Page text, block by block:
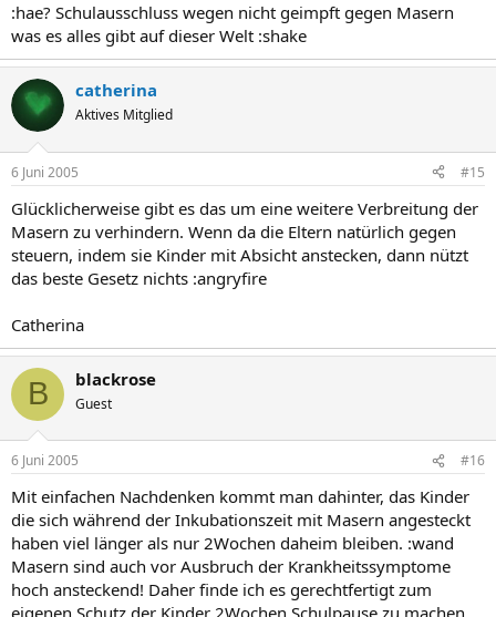
:hae? Schulausschluss wegen nicht geimpft gegen Masern
was es alles gibt auf dieser Welt :shake
catherina
Aktives Mitglied
6 Juni 2005 #15
Glücklicherweise gibt es das um eine weitere Verbreitung der
Masern zu verhindern. Wenn da die Eltern natürlich gegen
steuern, indem sie Kinder mit Absicht anstecken, dann nützt
das beste Gesetz nichts :angryfire
Catherina
B blackrose
Guest
6 Juni 2005 #16
Mit einfachen Nachdenken kommt man dahinter, das Kinder
die sich während der Inkubationszeit mit Masern angesteckt
haben viel länger als nur 2Wochen daheim bleiben. :wand
Masern sind auch vor Ausbruch der Krankheitssymptome
hoch ansteckend! Daher finde ich es gerechtfertigt zum
eigenen Schutz der Kinder 2Wochen Schulpause zu machen.